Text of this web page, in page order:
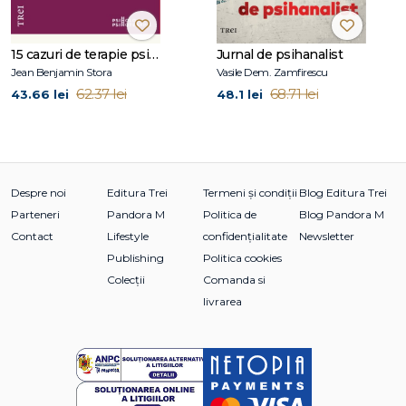
✔ Studenților și profesioniștilor din psihologie
✔ Pasionaților de psihanaliză și psihoterapie
✔ Cititorilor interesați de marile idei ale psihologiei
15 cazuri de terapie psihosomatică
Jean Benjamin Stora
43.66 lei 62.37 lei
Jurnal de psihanalist
Vasile Dem. Zamfirescu
48.1 lei 68.71 lei
Despre noi
Parteneri
Contact
Editura Trei
Pandora M
Lifestyle
Publishing
Colecții
Termeni și condiții
Politica de
confidențialitate
Politica cookies
Comanda si
livrarea
Blog Editura Trei
Blog Pandora M
Newsletter